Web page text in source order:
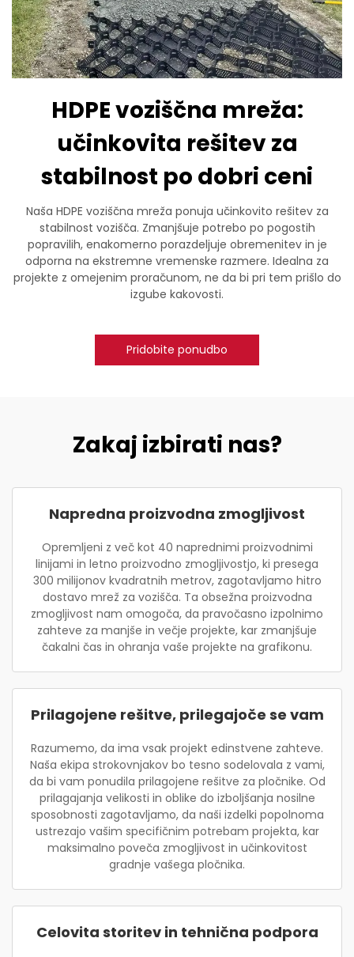
HDPE voziščna mreža:
učinkovita rešitev za
stabilnost po dobri ceni
Naša HDPE voziščna mreža ponuja učinkovito rešitev za
stabilnost vozišča. Zmanjšuje potrebo po pogostih
popravilih, enakomerno porazdeljuje obremenitev in je
odporna na ekstremne vremenske razmere. Idealna za
projekte z omejenim proračunom, ne da bi pri tem prišlo do
izgube kakovosti.
Pridobite ponudbo
Zakaj izbirati nas?
Napredna proizvodna zmogljivost
Opremljeni z več kot 40 naprednimi proizvodnimi
linijami in letno proizvodno zmogljivostjo, ki presega
300 milijonov kvadratnih metrov, zagotavljamo hitro
dostavo mrež za vozišča. Ta obsežna proizvodna
zmogljivost nam omogoča, da pravočasno izpolnimo
zahteve za manjše in večje projekte, kar zmanjšuje
čakalni čas in ohranja vaše projekte na grafikonu.
Prilagojene rešitve, prilegajoče se vam
Razumemo, da ima vsak projekt edinstvene zahteve.
Naša ekipa strokovnjakov bo tesno sodelovala z vami,
da bi vam ponudila prilagojene rešitve za pločnike. Od
prilagajanja velikosti in oblike do izboljšanja nosilne
sposobnosti zagotavljamo, da naši izdelki popolnoma
ustrezajo vašim specifičnim potrebam projekta, kar
maksimalno poveča zmogljivost in učinkovitost
gradnje vašega pločnika.
Celovita storitev in tehnična podpora